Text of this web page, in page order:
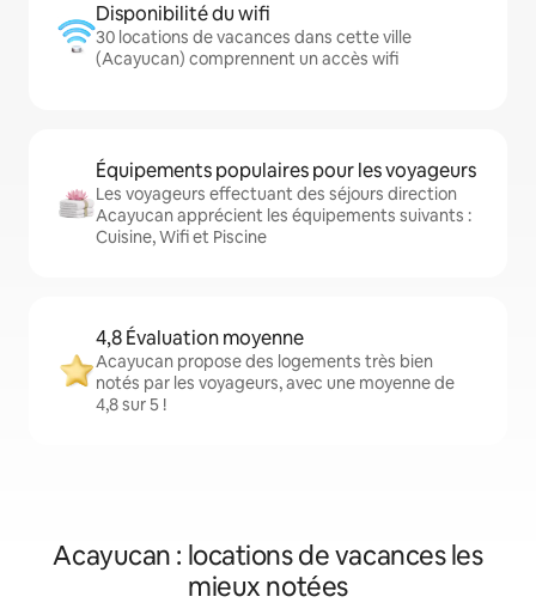
Disponibilité du wifi
30 locations de vacances dans cette ville
(Acayucan) comprennent un accès wifi
Équipements populaires pour les voyageurs
Les voyageurs effectuant des séjours direction
Acayucan apprécient les équipements suivants :
Cuisine, Wifi et Piscine
4,8 Évaluation moyenne
Acayucan propose des logements très bien
notés par les voyageurs, avec une moyenne de
4,8 sur 5 !
Acayucan : locations de vacances les
mieux notées